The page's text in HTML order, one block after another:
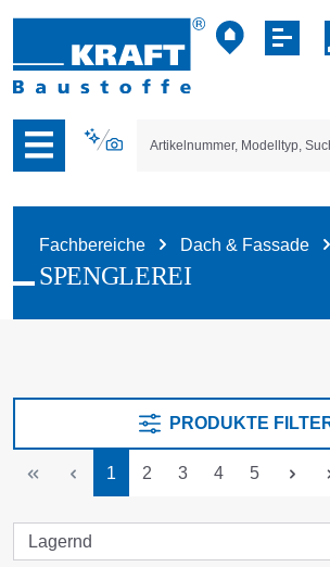
der B2B-Plattform springen
Fachbereiche Dach & Fassade
SPENGLEREI
PRODUKTE
Seite
1 Seite
2 Seite
3 Seite
4 Seite
5